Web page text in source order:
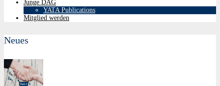
Junge DAG
YATA Publications
Mitglied werden
Neues